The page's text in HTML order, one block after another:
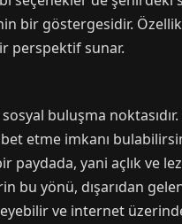
bir göstergesidir.
perspektif sunar.
buluşma
etme imkanı
yani açlık ve
bu yönü, dışarıdan
ve internet